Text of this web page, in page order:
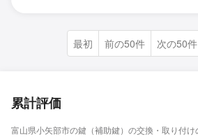
最初 前の50件 次の50件
累計評価
富山県小矢部市の鍵（補助鍵）の交換・取り付